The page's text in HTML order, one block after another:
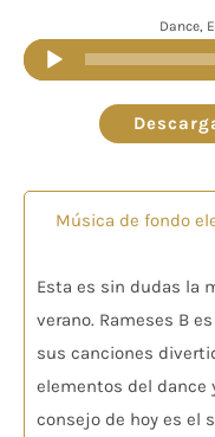
Dance,
Música de fondo
Esta es sin dudas la
verano. Rameses B
sus canciones
elementos del dance
consejo de hoy es el